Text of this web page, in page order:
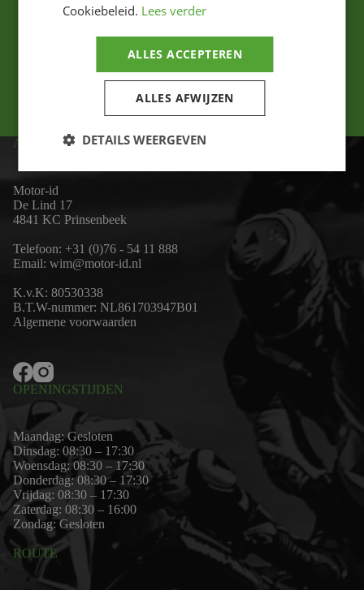
ADRES
Motor-id
De Lind 17
4841 KC Prinsenbeek
Telefoon: +31 (0)76 - 54 11 888
Email: wim@motor-id.nl
K.v.K: 80530338
B.T.W-nummer: NL861703947B01
Algemene voorwaarden
OPENINGSTIJDEN
Maandag: Gesloten
Dinsdag: 08:30 – 17:30
Woensdag: 08:30 – 17:30
Donderdag: 08:30 – 17:30
Vrijdag: 08:30 – 17:30
Zaterdag: 08:30 – 16:00
Zondag: Gesloten
ROUTE
Cookiebeleid. Lees verder
ALLES ACCEPTEREN
ALLES AFWIJZEN
DETAILS WEERGEVEN